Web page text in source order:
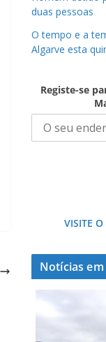
duas pessoas
O tempo e a
Algarve esta
Registe-se
VISITE
Notícias